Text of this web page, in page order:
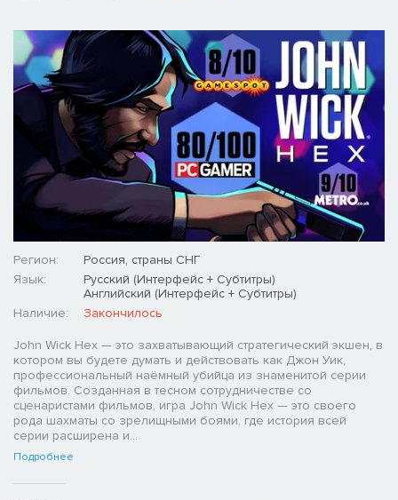
Регион:
Россия, страны СНГ
Язык:
Русский (Интерфейс + Субтитры)
Английский (Интерфейс + Субтитры)
Наличие:
Закончилось
John Wick Hex — это захватывающий стратегический экшен, в
котором вы будете думать и действовать как Джон Уик,
профессиональный наёмный убийца из знаменитой серии
фильмов. Созданная в тесном сотрудничестве со
сценаристами фильмов, игра John Wick Hex — это своего
рода шахматы со зрелищными боями, где история всей
серии расширена и...
Подробнее